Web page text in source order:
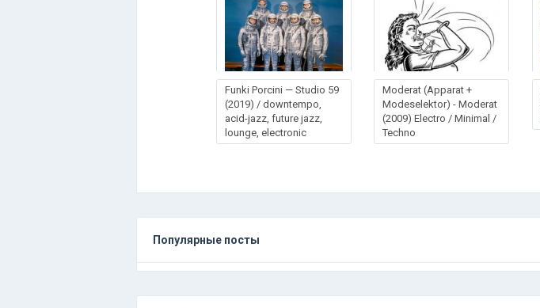
Funki Porcini — Studio 59
(2019) / downtempo,
acid-jazz, future jazz,
lounge, electronic
Moderat (Apparat +
Modeselektor) - Moderat
(2009) Electro / Minimal /
Techno
Популярные посты